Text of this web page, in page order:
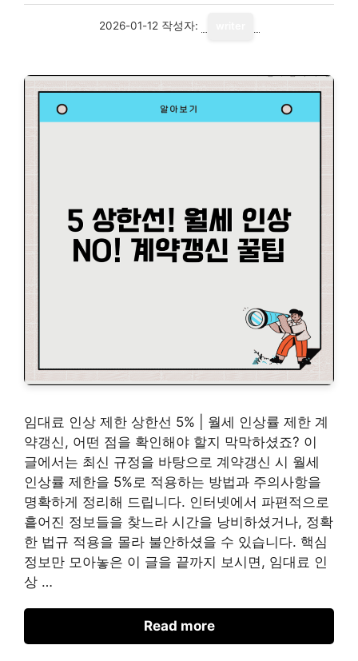
2026-01-12 작성자:
임대료 인상 제한 상한선 5% | 월세 인상률 제한 계
약갱신, 어떤 점을 확인해야 할지 막막하셨죠? 이
글에서는 최신 규정을 바탕으로 계약갱신 시 월세
인상률 제한을 5%로 적용하는 방법과 주의사항을
명확하게 정리해 드립니다. 인터넷에서 파편적으로
흩어진 정보들을 찾느라 시간을 낭비하셨거나, 정확
한 법규 적용을 몰라 불안하셨을 수 있습니다. 핵심
정보만 모아놓은 이 글을 끝까지 보시면, 임대료 인
상 …
Read more